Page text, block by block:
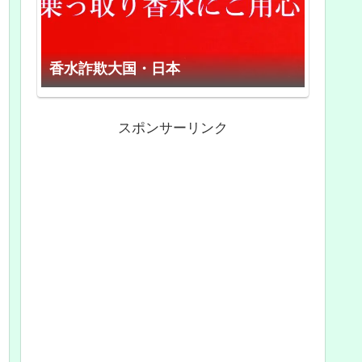
香水詐欺大国・日本
スポンサーリンク